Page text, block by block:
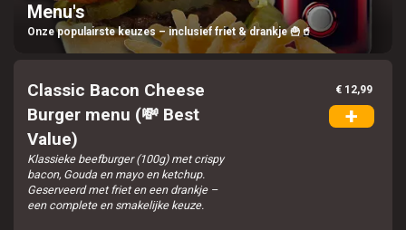
Verder winkelen
Bestellen
Menu's
Onze populairste keuzes – inclusief friet & drankje 🍟🥤
Classic Bacon Cheese
Burger menu (💸 Best
Value)
Klassieke beefburger (100g) met crispy
bacon, Gouda en mayo en ketchup.
Geserveerd met friet en een drankje –
een complete en smakelijke keuze.
€ 12,99
+